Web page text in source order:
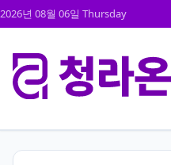
2026년 08월 06일 Thursday